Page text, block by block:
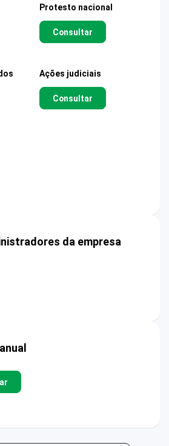
Protesto nacional
Consultar
Ações judiciais
Consultar
da empresa